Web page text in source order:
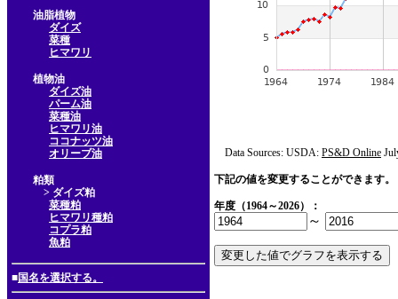
油脂植物
ダイズ
菜種
ヒマワリ
植物油
ダイズ油
パーム油
菜種油
ヒマワリ油
ココナッツ油
オリーブ油
粕類
> ダイズ粕
菜種粕
ヒマワリ種粕
コプラ粕
魚粕
■国名を選択する。
Data Sources: USDA: PS&D Online
下記の値を変更することができます。
年度（1964～2026）：
～